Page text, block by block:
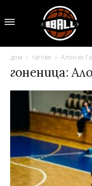
дом тагове Алонзо
гоненица: